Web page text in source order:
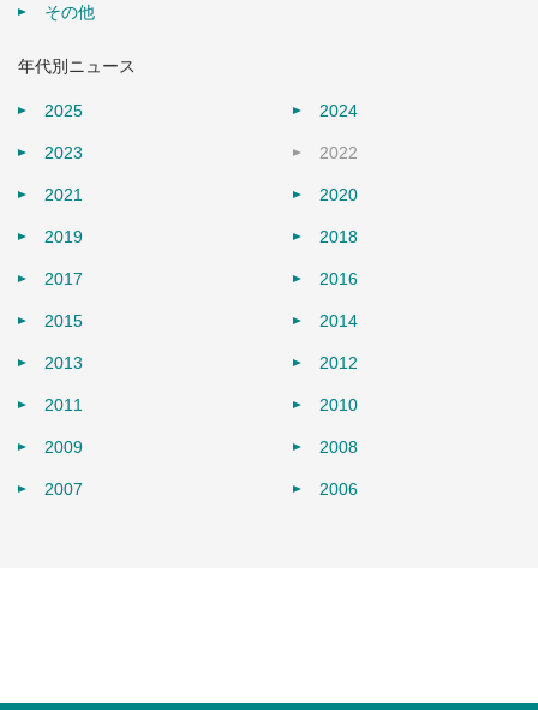
その他
年代別ニュース
2025 2024
2023 2022
2021 2020
2019 2018
2017 2016
2015 2014
2013 2012
2011 2010
2009 2008
2007 2006